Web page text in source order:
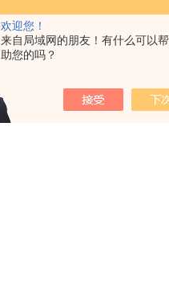
欢迎您！
来自局域网的朋友！有什么可以帮
助您的吗？